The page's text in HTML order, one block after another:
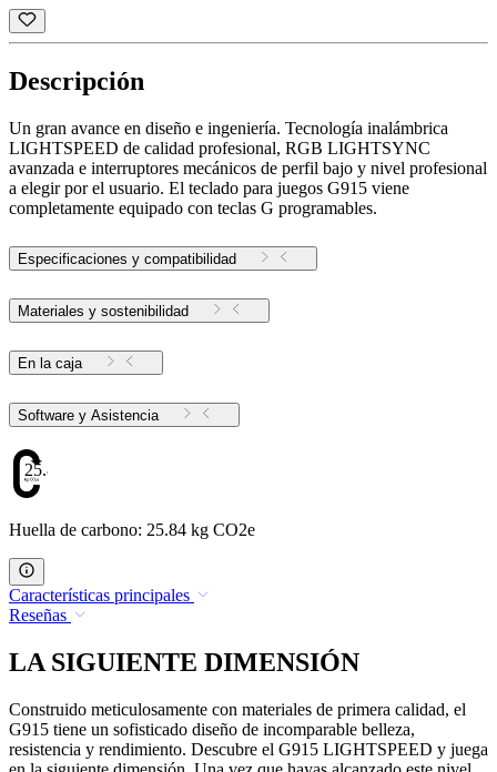
Descripción
Un gran avance en diseño e ingeniería. Tecnología inalámbrica
LIGHTSPEED de calidad profesional, RGB LIGHTSYNC
avanzada e interruptores mecánicos de perfil bajo y nivel profesional
a elegir por el usuario. El teclado para juegos G915 viene
completamente equipado con teclas G programables.
Especificaciones y compatibilidad
Materiales y sostenibilidad
En la caja
Software y Asistencia
25.84
Huella de carbono: 25.84 kg CO2e
Características principales
Reseñas
LA SIGUIENTE DIMENSIÓN
Construido meticulosamente con materiales de primera calidad, el
G915 tiene un sofisticado diseño de incomparable belleza,
resistencia y rendimiento. Descubre el G915 LIGHTSPEED y juega